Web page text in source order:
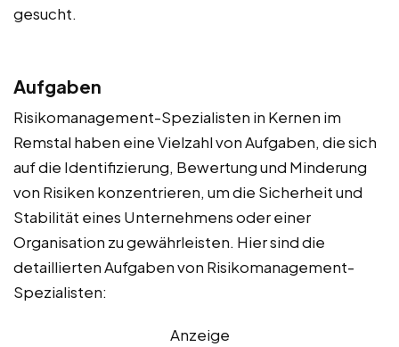
gesucht.
Aufgaben
Risikomanagement-Spezialisten in Kernen im
Remstal haben eine Vielzahl von Aufgaben, die sich
auf die Identifizierung, Bewertung und Minderung
von Risiken konzentrieren, um die Sicherheit und
Stabilität eines Unternehmens oder einer
Organisation zu gewährleisten. Hier sind die
detaillierten Aufgaben von Risikomanagement-
Spezialisten:
Anzeige